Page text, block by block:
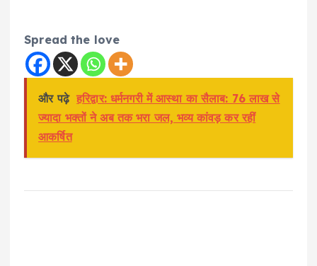
Spread the love
और पढ़े हरिद्वार: धर्मनगरी में आस्था का सैलाब: 76 लाख से
ज्यादा भक्तों ने अब तक भरा जल, भव्य कांवड़ कर रहीं
आकर्षित